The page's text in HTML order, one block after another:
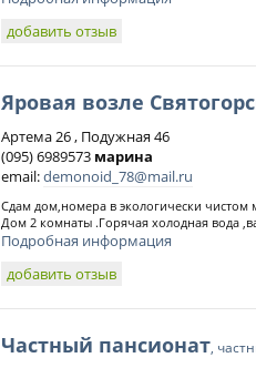
добавить отзыв
Яровая возле
Артема 26 , Подужная 46
(095) 6989573 марина
email:demonoid_78@mail.ru
Сдам дом,номера в экологически чистом
Дом 2 комнаты .Горячая холодная вода
Подробная информация
добавить отзыв
Частный пансионат,